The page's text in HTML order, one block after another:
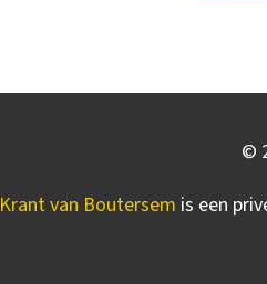
©
Krant van Boutersem is een